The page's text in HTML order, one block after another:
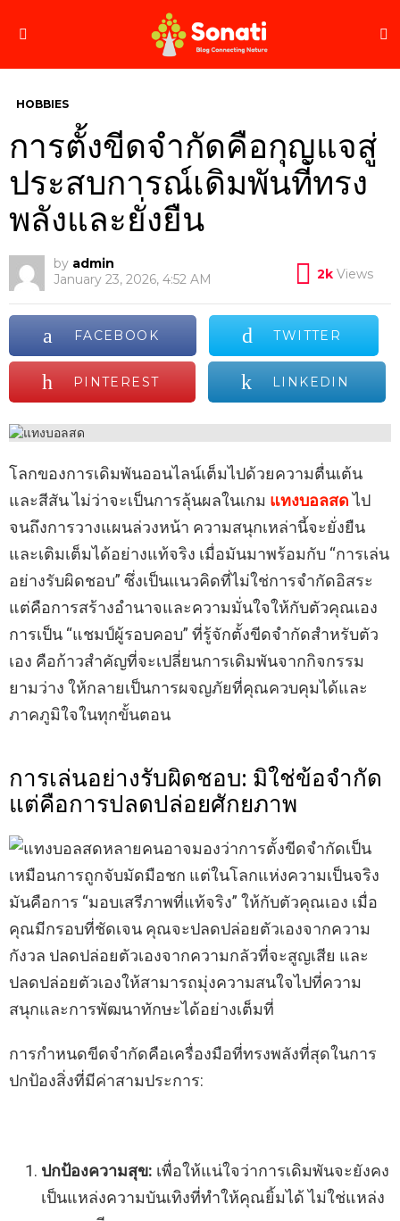
HOBBIES
การตั้งขีดจำกัดคือกุญแจสู่
ประสบการณ์เดิมพันที่ทรง
พลังและยั่งยืน
by admin
January 23, 2026, 4:52 AM
2k Views
FACEBOOK TWITTER
PINTEREST LINKEDIN
โลกของการเดิมพันออนไลน์เต็มไปด้วยความตื่นเต้น
และสีสัน ไม่ว่าจะเป็นการลุ้นผลในเกม แทงบอลสดไป
จนถึงการวางแผนล่วงหน้า ความสนุกเหล่านี้จะยั่งยืน
และเติมเต็มได้อย่างแท้จริง เมื่อมันมาพร้อมกับ “การเล่น
อย่างรับผิดชอบ” ซึ่งเป็นแนวคิดที่ไม่ใช่การจำกัดอิสระ
แต่คือการสร้างอำนาจและความมั่นใจให้กับตัวคุณเอง
การเป็น “แชมป์ผู้รอบคอบ” ที่รู้จักตั้งขีดจำกัดสำหรับตัว
เอง คือก้าวสำคัญที่จะเปลี่ยนการเดิมพันจากกิจกรรม
ยามว่าง ให้กลายเป็นการผจญภัยที่คุณควบคุมได้และ
ภาคภูมิใจในทุกขั้นตอน
การเล่นอย่างรับผิดชอบ: มิใช่ข้อจำกัด
แต่คือการปลดปล่อยศักยภาพ
หลายคนอาจมองว่าการตั้งขีดจำกัดเป็น
เหมือนการถูกจับมัดมือชก แต่ในโลกแห่งความเป็นจริง
มันคือการ “มอบเสรีภาพที่แท้จริง” ให้กับตัวคุณเอง เมื่อ
คุณมีกรอบที่ชัดเจน คุณจะปลดปล่อยตัวเองจากความ
กังวล ปลดปล่อยตัวเองจากความกลัวที่จะสูญเสีย และ
ปลดปล่อยตัวเองให้สามารถมุ่งความสนใจไปที่ความ
สนุกและการพัฒนาทักษะได้อย่างเต็มที่
การกำหนดขีดจำกัดคือเครื่องมือที่ทรงพลังที่สุดในการ
ปกป้องสิ่งที่มีค่าสามประการ:
ปกป้องความสุข: เพื่อให้แน่ใจว่าการเดิมพันจะยังคง
เป็นแหล่งความบันเทิงที่ทำให้คุณยิ้มได้ ไม่ใช่แหล่ง